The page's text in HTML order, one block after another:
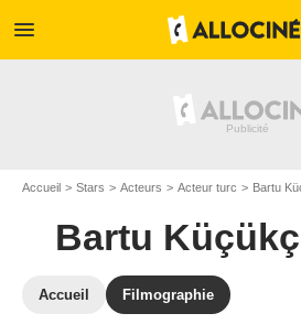
menu
Accueil Stars Acteurs Acteur turc Bartu
Bartu
Accueil Filmographie